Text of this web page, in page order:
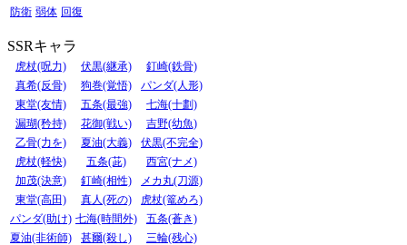
防衛 弱体 回復
SSRキャラ
虎杖(呪力) 伏黒(継承)
釘崎(鉄骨)
真希(反骨)
狗巻(覚悟)
パンダ(人形)
東堂(友情)
五条(最強)
七海(十劃)
漏瑚(矜持)
花御(戦い)
吉野(幼魚)
乙骨(力を)
夏油(大義)
伏黒(不完全)
虎杖(軽快)
五条(茈)
西宮(ナメ)
加茂(決意)
釘崎(相性)
メカ丸(刀源)
東堂(高田)
真人(死の)
虎杖(篭めろ)
パンダ(助け) 七海(時間外)
五条(蒼き)
夏油(非術師)
甚爾(殺し)
三輪(残心)